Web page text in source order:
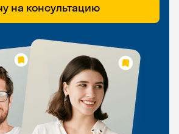
на консультацию